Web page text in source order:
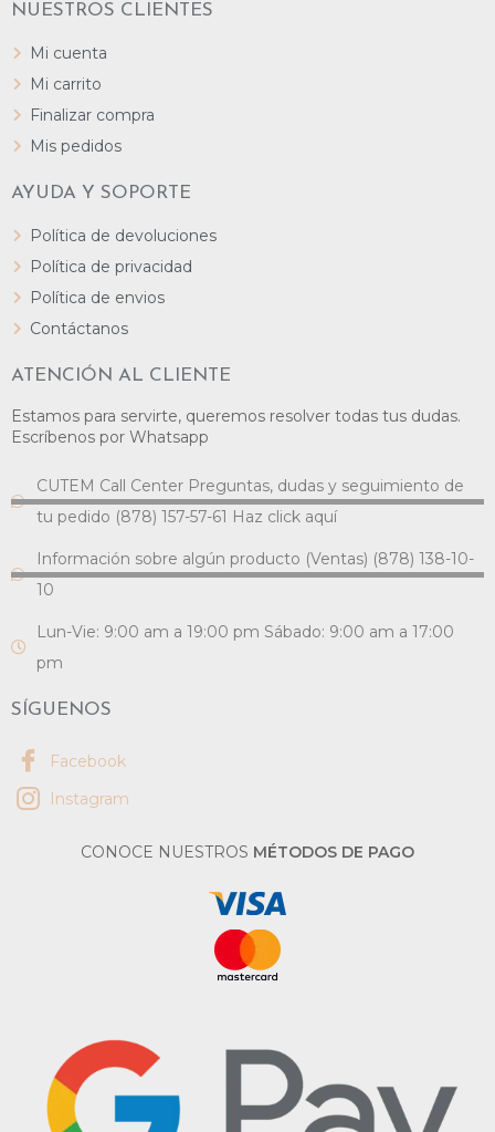
NUESTROS CLIENTES
Mi cuenta
Mi carrito
Finalizar compra
Mis pedidos
AYUDA Y SOPORTE
Política de devoluciones
Política de privacidad
Política de envios
Contáctanos
ATENCIÓN AL CLIENTE
Estamos para servirte, queremos resolver todas tus dudas.
Escríbenos por Whatsapp
CUTEM Call Center Preguntas, dudas y seguimiento de
tu pedido (878) 157-57-61 Haz click aquí
Información sobre algún producto (Ventas) (878) 138-10-
10
Lun-Vie: 9:00 am a 19:00 pm Sábado: 9:00 am a 17:00
pm
SÍGUENOS
Facebook
Instagram
CONOCE NUESTROS MÉTODOS DE PAGO